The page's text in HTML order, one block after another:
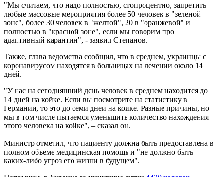
"Мы считаем, что надо полностью, стопроцентно, запретить
любые массовые мероприятия более 50 человек в "зеленой
зоне", более 30 человек в "желтой", 20 в "оранжевой" и
полностью в "красной зоне", если мы говорим про
адаптивный карантин", - заявил Степанов.
Также, глава ведомства сообщил, что в среднем, украинцы с
коронавирусом находятся в больницах на лечении около 14
дней.
"У нас на сегодняшний день человек в среднем находится до
14 дней на койке. Если вы посмотрите на статистику в
Германии, то это до семи дней на койке. Разные причины, но
мы в том числе пытаемся уменьшить количество нахождения
этого человека на койке", – сказал он.
Министр отметил, что пациенту должна быть предоставлена в
полном объеме медицинская помощь и "не должно быть
каких-либо угроз его жизни в будущем".